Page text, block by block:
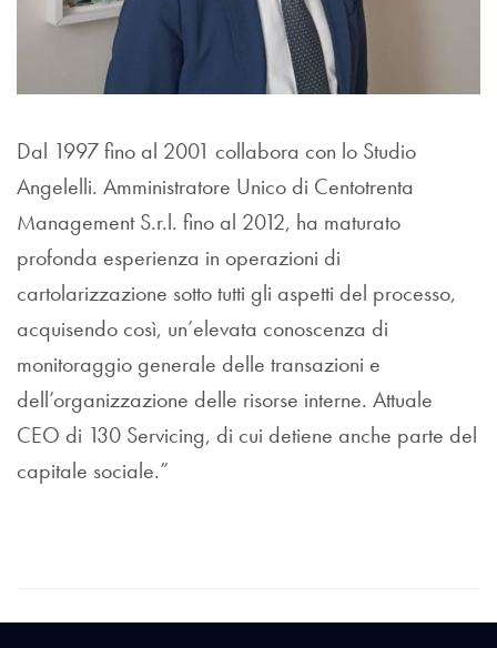
Dal 1997 fino al 2001 collabora con lo Studio
Angelelli. Amministratore Unico di Centotrenta
Management S.r.l. fino al 2012, ha maturato
profonda esperienza in operazioni di
cartolarizzazione sotto tutti gli aspetti del processo,
acquisendo così, un’elevata conoscenza di
monitoraggio generale delle transazioni e
dell’organizzazione delle risorse interne. Attuale
CEO di 130 Servicing, di cui detiene anche parte del
capitale sociale.”